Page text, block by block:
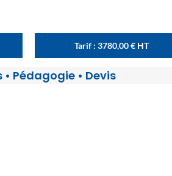
Tarif : 3780,00€HT
• Pédagogie• Devis